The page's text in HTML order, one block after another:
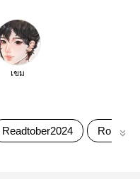
เขม
Readtober2024 Rom-